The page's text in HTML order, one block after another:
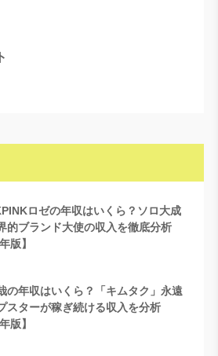
ロゼの年収はいくら？ソロ大成
的ブランド大使の収入を徹底分析
版】
の年収はいくら？「キムタク」永遠
スターが稼ぎ続ける収入を分析
版】